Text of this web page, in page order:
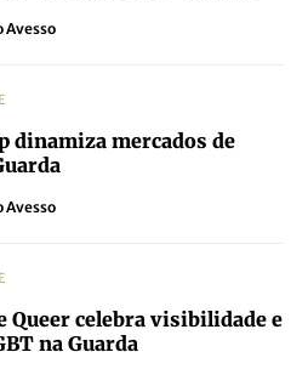
Avesso
dinamiza mercados de
Avesso
Queer celebra visibilidade e
na Guarda